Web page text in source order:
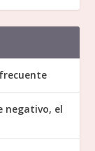
negativo, el